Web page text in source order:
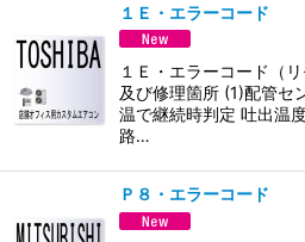
１Ｅ・エラーコード
１Ｅ・エラーコード（
及び修理箇所 (1)配管セ
温で継続時判定 吐出温
路…
Ｐ８・エラーコード